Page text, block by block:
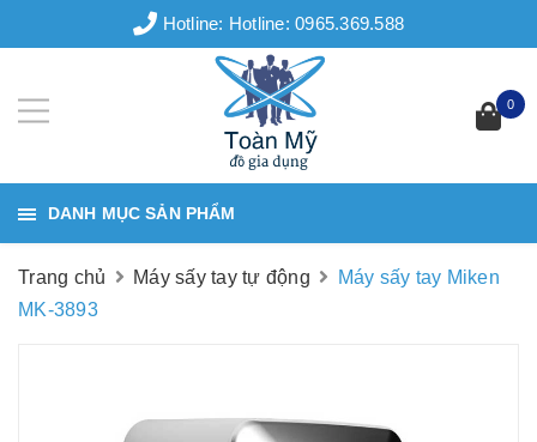
Hotline: Hotline: 0965.369.588
0
DANH MỤC SẢN PHẨM
Trang chủ Máy sấy tay tự động
Máy sấy tay Miken
MK-3893